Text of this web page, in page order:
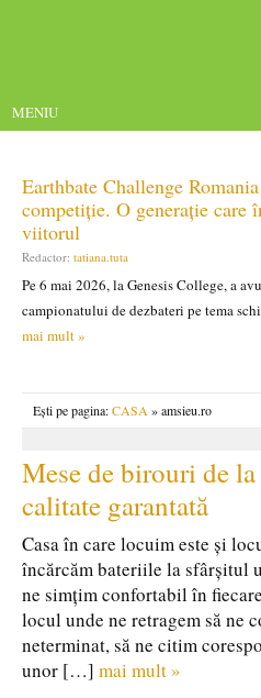
Earthbate Challenge
competiție. O generație care
viitorul
Redactor: tatiana.tuta
Pe 6 mai 2026, la Genesis College, a
campionatului de dezbateri pe tema
mai mult »
Ești pe pagina:CASA » amsieu.ro
Mese de birouri de
calitate garantată
Casa în care locuim este și
încărcăm bateriile la sfârșitul
ne simțim confortabil în
locul unde ne retragem să ne
neterminat, să ne citim
unor […] mai mult »